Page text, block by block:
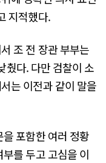
지적했다.
조 전 장관 부부는
췄다. 다만 검찰이 소
는 이전과 같이 말을
포함한 여러 정황
부를 두고 고심을 이